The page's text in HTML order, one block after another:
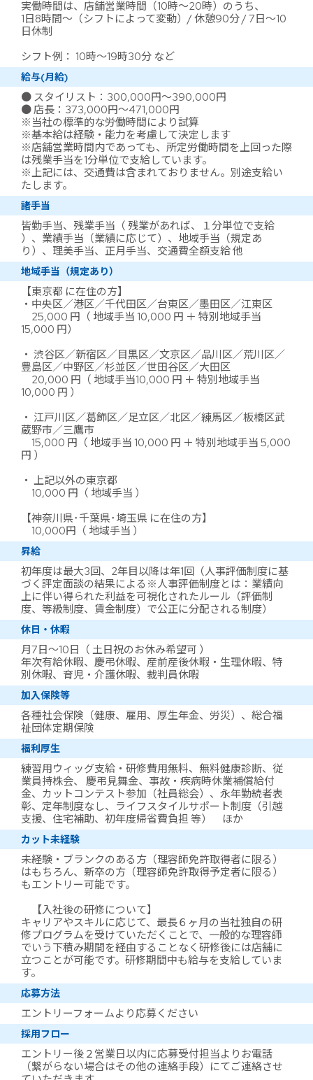
実働時間は、店舗営業時間（10時～20時）のうち、
1日8時間～（シフトによって変動）/ 休憩90分 / 7日～10
日休制
シフト例： 10時～19時30分 など
給与(月給)
● スタイリスト：300,000円～390,000円
● 店長：373,000円～471,000円
※当社の標準的な労働時間により試算
※基本給は経験・能力を考慮して決定します
※店舗営業時間内であっても、所定労働時間を上回った際
は残業手当を1分単位で支給しています。
※上記には、交通費は含まれておりません。別途支給い
たします。
諸手当
皆勤手当、残業手当（ 残業があれば、１分単位で支給
）、業績手当（業績に応じて）、地域手当（規定あ
り）、理美手当、正月手当、交通費全額支給 他
地域手当（規定あり）
【東京都 に在住の方】
・中央区／港区／千代田区／台東区／墨田区／江東区
25,000 円（ 地域手当 10,000 円 ＋ 特別地域手当
15,000 円）
・ 渋谷区／新宿区／目黒区／文京区／品川区／荒川区／
豊島区／中野区／杉並区／世田谷区／大田区
20,000 円（ 地域手当10,000 円 ＋ 特別地域手当
10,000 円 ）
・ 江戸川区／葛飾区／足立区／北区／練馬区／板橋区武
蔵野市／三鷹市
15,000 円（ 地域手当 10,000 円 ＋ 特別地域手当 5,000
円 ）
・ 上記以外の東京都
10,000 円（ 地域手当 ）
【神奈川県･千葉県･埼玉県 に在住の方】
10,000円（ 地域手当 ）
昇給
初年度は最大3回、2年目以降は年1回（人事評価制度に基
づく評定面談の結果による※人事評価制度とは：業績向
上に伴い得られた利益を可視化されたルール（評価制
度、等級制度、賃金制度）で公正に分配される制度）
休日・休暇
月7日～10日（ 土日祝のお休み希望可 ）
年次有給休暇、慶弔休暇、産前産後休暇・生理休暇、特
別休暇、育児・介護休暇、裁判員休暇
加入保険等
各種社会保険（健康、雇用、厚生年金、労災）、総合福
祉団体定期保険
福利厚生
練習用ウィッグ支給・研修費用無料、無料健康診断、従
業員持株会、 慶弔見舞金、事故・疾病時休業補償給付
金、カットコンテスト参加（社員総会）、永年勤続者表
彰、定年制度なし、ライフスタイルサポート制度（引越
支援、住宅補助、初年度帰省費負担 等） ほか
カット未経験
未経験・ブランクのある方（理容師免許取得者に限る）
はもちろん、新卒の方（理容師免許取得予定者に限る）
もエントリー可能です。
【入社後の研修について】
キャリアやスキルに応じて、最長６ヶ月の当社独自の研
修プログラムを受けていただくことで、一般的な理容師
でいう下積み期間を経由することなく研修後には店舗に
立つことが可能です。研修期間中も給与を支給していま
す。
応募方法
エントリーフォームより応募ください
採用フロー
エントリー後２営業日以内に応募受付担当よりお電話
（繋がらない場合はその他の連絡手段）にてご連絡させ